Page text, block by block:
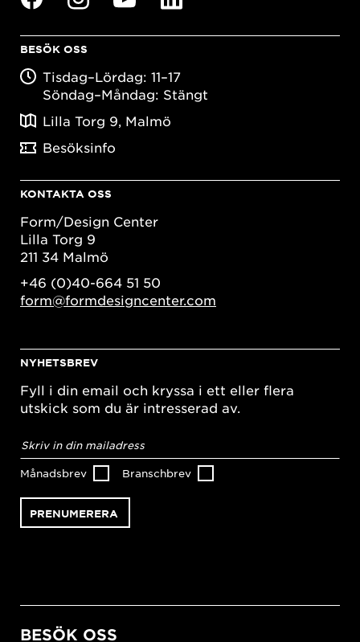
BESÖK OSS
Tisdag–Lördag: 11–17
Söndag–Måndag: Stängt
Lilla Torg 9, Malmö
Besöksinfo
KONTAKTA OSS
Form/Design Center
Lilla Torg 9
211 34 Malmö
+46 (0)40-664 51 50
form@formdesigncenter.com
NYHETSBREV
Fyll i din email och kryssa i ett eller flera
utskick som du är intresserad av.
postadress*
Månadsbrev Branschbrev
BESÖK OSS